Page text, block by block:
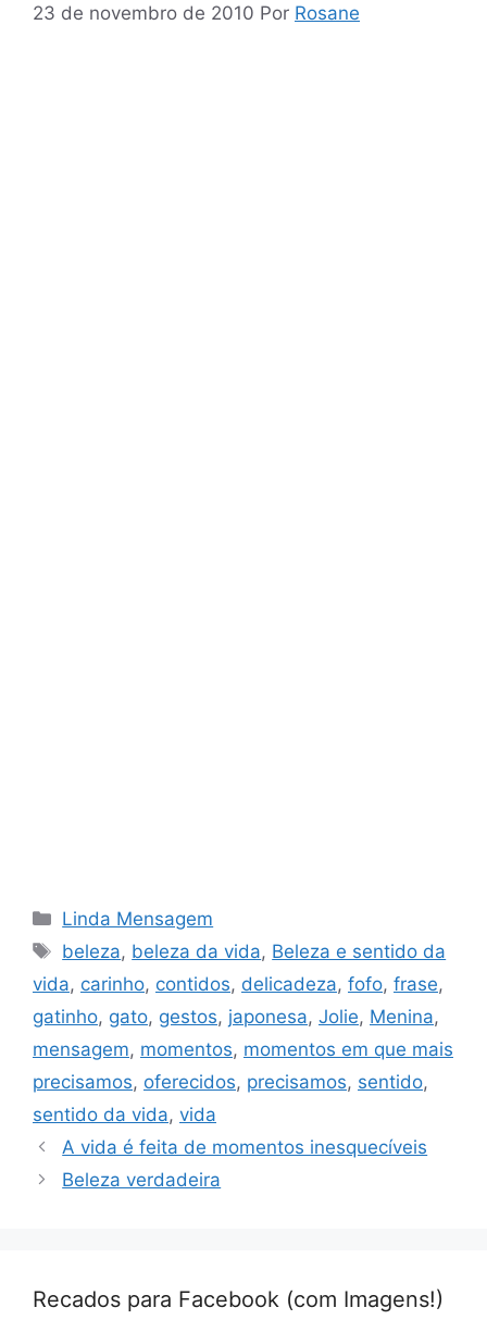
23 de novembro de 2010 Por Rosane
Categorias
Linda Mensagem
Tags
beleza, beleza da vida, Beleza e sentido da
vida, carinho, contidos, delicadeza, fofo, frase,
gatinho, gato, gestos, japonesa, Jolie, Menina,
mensagem, momentos, momentos em que mais
precisamos, oferecidos, precisamos, sentido,
sentido da vida, vida
A vida é feita de momentos inesquecíveis
Beleza verdadeira
Recados para Facebook (com Imagens!)